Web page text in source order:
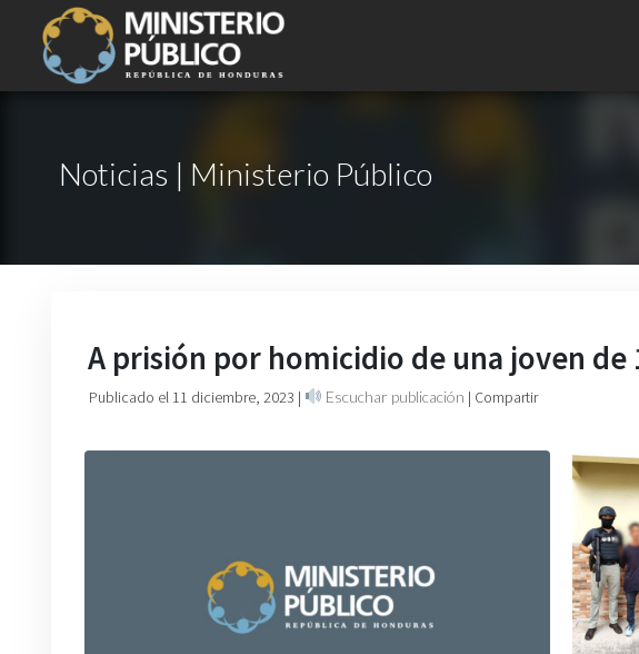
Noticias | Ministerio Público
A prisión por homicidio de una joven de
Publicado el 11 diciembre, 2023 | Escuchar publicación | Compartir